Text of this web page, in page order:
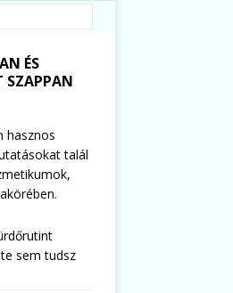
ÉS
SZAPPAN
hasznos
talál
sem tudsz